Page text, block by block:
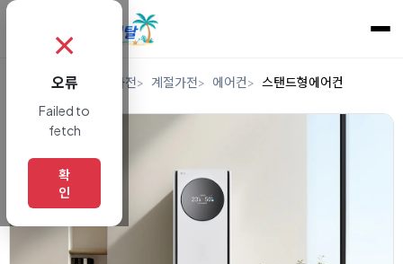
렌탈 디지털/가전 계절가전 에어컨 스탠드형에어컨
✗
오류
Failed to
fetch
확
인